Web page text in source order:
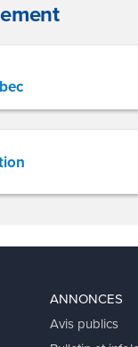
ANNONCES
Avis publics